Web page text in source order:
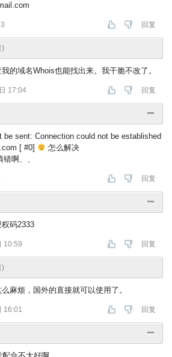
回复
)
的域名Whois也能找出来。我干脆不改了。
17:04 回复
be sent: Connection could not be established
[ #0]
怎么解决
啊、、
回复
码2333
10:59 回复
)
麻烦，国外的直接就可以使用了。
16:01 回复